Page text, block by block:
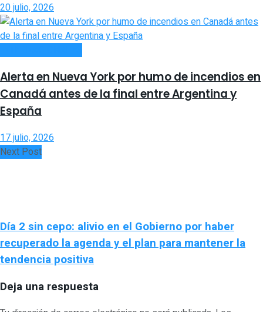
20 julio, 2026
Alerta en Nueva York por humo de incendios en
Canadá antes de la final entre Argentina y
España
17 julio, 2026
Next Post
Día 2 sin cepo: alivio en el Gobierno por haber
recuperado la agenda y el plan para mantener la
tendencia positiva
Deja una respuesta